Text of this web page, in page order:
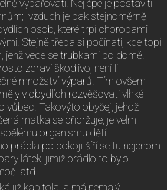
vypařovati. Nejlépe je postaviti
vzduch je pak stejnoměrně
osob, které trpí chorobami
Stejně třeba si počínati, kde topí
jenž vede se trubkami po domě.
zdraví škodlivo, není-li
množství výparů. Tím ovšem
v obydlích rozvěšovati vlhké
vůbec. Takovýto obyčej, jehož
matka se přidržuje, je velmi
organismu dětí.
prádla po pokoji šíří se tu nejenom
látek, jimiž prádlo to bylo
atd.
již kapitola, a má nemalý